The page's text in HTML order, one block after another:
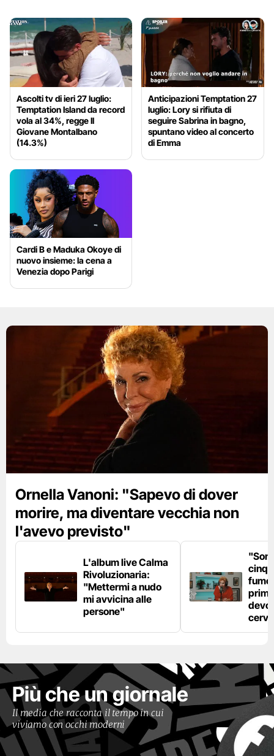
Ascolti tv di ieri 27 luglio:
Temptation Island da record
vola al 34%, regge Il
Giovane Montalbano
(14.3%)
Anticipazioni Temptation 27
luglio: Lory si rifiuta di
seguire Sabrina in bagno,
spuntano video al concerto
di Emma
Cardi B e Maduka Okoye di
nuovo insieme: la cena a
Venezia dopo Parigi
Ornella Vanoni: "Sapevo di dover
morire, ma diventare vecchia non
l'avevo previsto"
L'album live Calma
Rivoluzionaria:
"Mettermi a nudo
mi avvicina alle
persone"
fumo
devo
Più che un giornale
Il media che racconta il tempo in cui
viviamo con occhi moderni